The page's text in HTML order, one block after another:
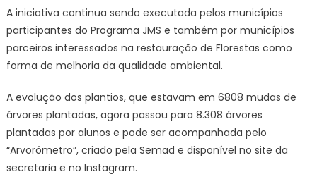
A iniciativa continua sendo executada pelos municípios
participantes do Programa JMS e também por municípios
parceiros interessados na restauração de Florestas como
forma de melhoria da qualidade ambiental.
A evolução dos plantios, que estavam em 6808 mudas de
árvores plantadas, agora passou para 8.308 árvores
plantadas por alunos e pode ser acompanhada pelo
“Arvorômetro”, criado pela Semad e disponível no site da
secretaria e no Instagram.